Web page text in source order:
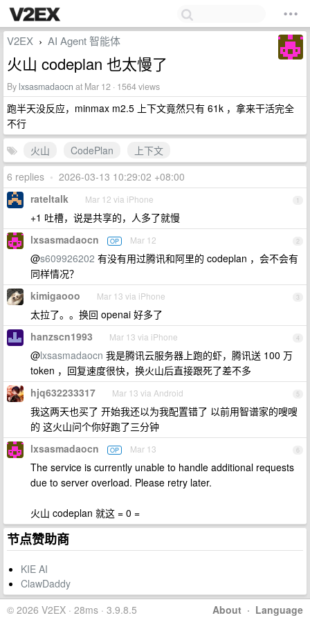
V2EX › AI Agent 智能体
火山 codeplan 也太慢了
By lxsasmadaocn at Mar 12 · 1564 views
跑半天没反应，minmax m2.5 上下文竟然只有 61k ，拿来干活完全
不行
火山
CodePlan
上下文
6 replies • 2026-03-13 10:29:02 +08:00
1
rateltalk Mar 12 via iPhone
+1 吐槽，说是共享的，人多了就慢
2
lxsasmadaocn OP Mar 12
@s609926202 有没有用过腾讯和阿里的 codeplan ，会不会有
同样情况？
3
kimigaooo Mar 13 via iPhone
太拉了。。换回 openai 好多了
4
hanzscn1993 Mar 13 via iPhone
@lxsasmadaocn 我是腾讯云服务器上跑的虾，腾讯送 100 万
token ，回复速度很快，换火山后直接跟死了差不多
5
hjq632233317 Mar 13 via Android
我这两天也买了 开始我还以为我配置错了 以前用智谱家的嗖嗖
的 这火山问个你好跑了三分钟
6
lxsasmadaocn OP Mar 13
The service is currently unable to handle additional requests
due to server overload. Please retry later.
火山 codeplan 就这 = 0 =
节点赞助商
KIE AI
ClawDaddy
About · Language
© 2026 V2EX · 28ms · 3.9.8.5